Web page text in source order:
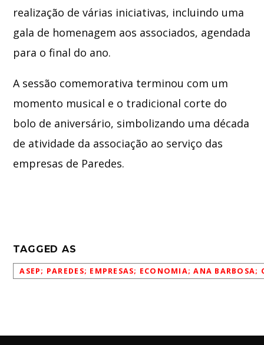
realização de várias iniciativas, incluindo uma
gala de homenagem aos associados, agendada
para o final do ano.
A sessão comemorativa terminou com um
momento musical e o tradicional corte do
bolo de aniversário, simbolizando uma década
de atividade da associação ao serviço das
empresas de Paredes.
TAGGED AS
ASEP; PAREDES; EMPRESAS; ECONOMIA; ANA BARBOSA;